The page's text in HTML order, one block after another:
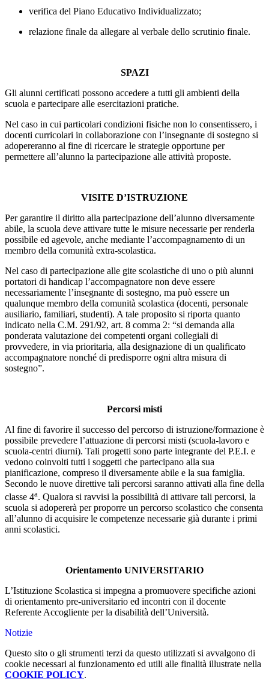
verifica del Piano Educativo Individualizzato;
relazione finale da allegare al verbale dello scrutinio finale.
SPAZI
Gli alunni certificati possono accedere a tutti gli ambienti della
scuola e partecipare alle esercitazioni pratiche.
Nel caso in cui particolari condizioni fisiche non lo consentissero, i
docenti curricolari in collaborazione con l’insegnante di sostegno si
adopereranno al fine di ricercare le strategie opportune per
permettere all’alunno la partecipazione alle attività proposte.
VISITE D’ISTRUZIONE
Per garantire il diritto alla partecipazione dell’alunno diversamente
abile, la scuola deve attivare tutte le misure necessarie per renderla
possibile ed agevole, anche mediante l’accompagnamento di un
membro della comunità extra-scolastica.
Nel caso di partecipazione alle gite scolastiche di uno o più alunni
portatori di handicap l’accompagnatore non deve essere
necessariamente l’insegnante di sostegno, ma può essere un
qualunque membro della comunità scolastica (docenti, personale
ausiliario, familiari, studenti). A tale proposito si riporta quanto
indicato nella C.M. 291/92, art. 8 comma 2: “si demanda alla
ponderata valutazione dei competenti organi collegiali di
provvedere, in via prioritaria, alla designazione di un qualificato
accompagnatore nonché di predisporre ogni altra misura di
sostegno”.
Percorsi misti
Al fine di favorire il successo del percorso di istruzione/formazione è
possibile prevedere l’attuazione di percorsi misti (scuola-lavoro e
scuola-centri diurni). Tali progetti sono parte integrante del P.E.I. e
vedono coinvolti tutti i soggetti che partecipano alla sua
pianificazione, compreso il diversamente abile e la sua famiglia.
Secondo le nuove direttive tali percorsi saranno attivati alla fine della
classe 4a. Qualora si ravvisi la possibilità di attivare tali percorsi, la
scuola si adopererà per proporre un percorso scolastico che consenta
all’alunno di acquisire le competenze necessarie già durante i primi
anni scolastici.
Orientamento UNIVERSITARIO
L’Istituzione Scolastica si impegna a promuovere specifiche azioni
di orientamento pre-universitario ed incontri con il docente
Referente Accogliente per la disabilità dell’Università.
Notizie
Questo sito o gli strumenti terzi da questo utilizzati si avvalgono di
cookie necessari al funzionamento ed utili alle finalità illustrate nella
COOKIE POLICY.